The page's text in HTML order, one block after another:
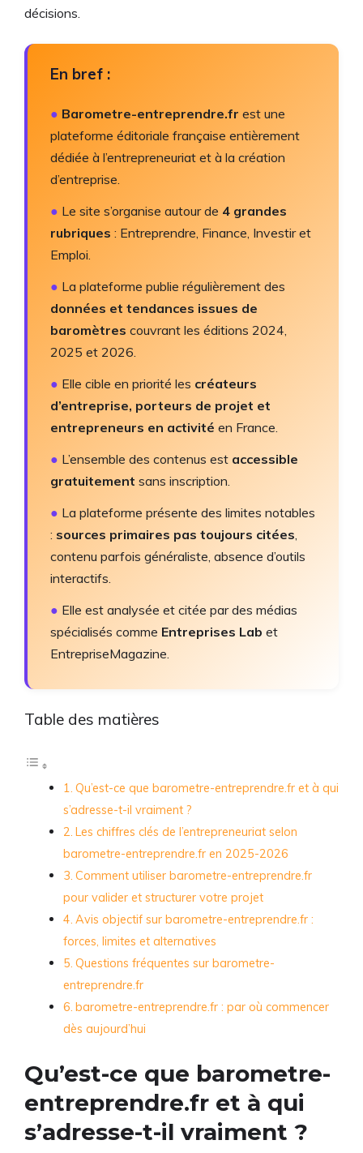
décisions.
En bref :
● Barometre-entreprendre.fr est une
plateforme éditoriale française entièrement
dédiée à l’entrepreneuriat et à la création
d’entreprise.
● Le site s’organise autour de 4 grandes
rubriques : Entreprendre, Finance, Investir et
Emploi.
● La plateforme publie régulièrement des
données et tendances issues de
baromètres couvrant les éditions 2024,
2025 et 2026.
● Elle cible en priorité les créateurs
d’entreprise, porteurs de projet et
entrepreneurs en activité en France.
● L’ensemble des contenus est accessible
gratuitement sans inscription.
● La plateforme présente des limites notables
: sources primaires pas toujours citées,
contenu parfois généraliste, absence d’outils
interactifs.
● Elle est analysée et citée par des médias
spécialisés comme Entreprises Lab et
EntrepriseMagazine.
Table des matières
Qu’est-ce que barometre-entreprendre.fr et à qui
s’adresse-t-il vraiment ?
Les chiffres clés de l’entrepreneuriat selon
barometre-entreprendre.fr en 2025-2026
Comment utiliser barometre-entreprendre.fr
pour valider et structurer votre projet
Avis objectif sur barometre-entreprendre.fr :
forces, limites et alternatives
Questions fréquentes sur barometre-
entreprendre.fr
barometre-entreprendre.fr : par où commencer
dès aujourd’hui
Qu’est-ce que barometre-
entreprendre.fr et à qui
s’adresse-t-il vraiment ?